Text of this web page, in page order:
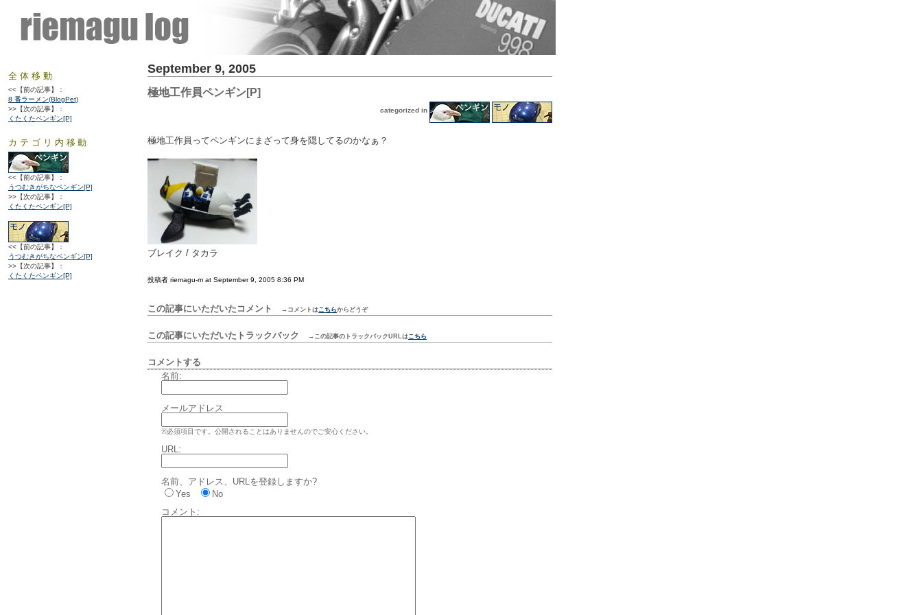
September 9, 2005
極地工作員ペンギン[P]
categorized in
極地工作員ってペンギンにまざって身を隠してるのかなぁ？
ブレイク / タカラ
投稿者 riemagu-m at September 9, 2005 8:36 PM
この記事にいただいたコメント →コメントはこちらからどうぞ
この記事にいただいたトラックバック →この記事のトラックバックURLはこちら
コメントする
名前:
メールアドレス
※必須項目です。公開されることはありませんのでご安心ください。
URL:
名前、アドレス、URLを登録しますか?
Yes
No
コメント:
全体移動
<<【前の記事】：
8 番ラーメン(BlogPet)
>>【次の記事】：
くたくたペンギン[P]
カテゴリ内移動
<<【前の記事】：
うつむきがちなペンギン[P]
>>【次の記事】：
くたくたペンギン[P]
<<【前の記事】：
うつむきがちなペンギン[P]
>>【次の記事】：
くたくたペンギン[P]